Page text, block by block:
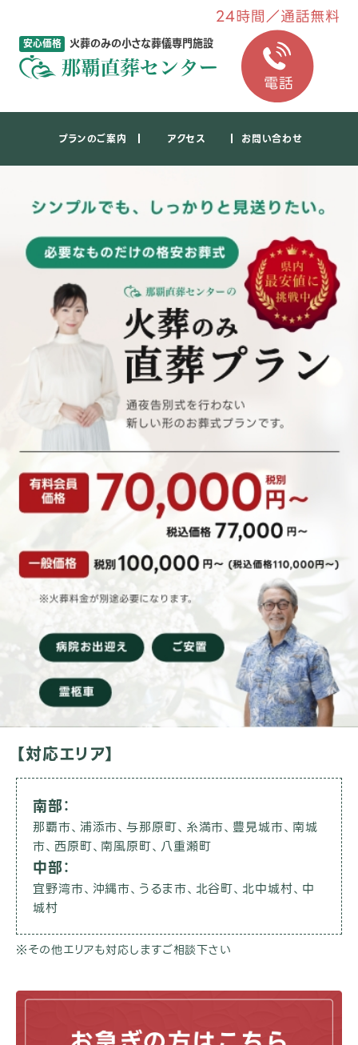
安心価格 火葬のみの小さな葬儀専門施設
プランのご案内 アクセス お問い合わせ
【対応エリア】
南部
那覇市、浦添市、与那原町、糸満市、豊見城市、南城
市、西原町、南風原町、八重瀬町
中部
宜野湾市、沖縄市、うるま市、北谷町、北中城村、中
城村
※その他エリアも対応しますご相談下さい